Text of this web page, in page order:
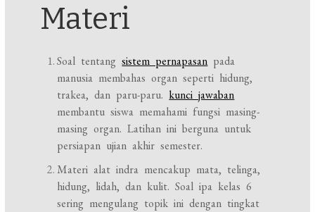
Materi
Soal tentangsistem pernapasan pada
manusia membahas organ seperti hidung,
trakea, dan paru-paru. kunci jawaban
membantu siswa memahami fungsi masing-
masing organ. Latihan ini berguna untuk
persiapan ujian akhir semester.
Materi alat indra mencakup mata, telinga,
hidung, lidah, dan kulit. Soal ipa kelas 6
sering mengulang topik ini dengan tingkat